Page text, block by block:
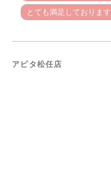
とても満足しております
アピタ松任店